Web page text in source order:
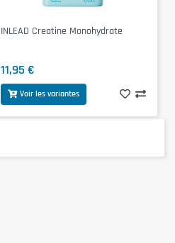
INLEAD Creatine Monohydrate
11,95 €
Voir les variantes